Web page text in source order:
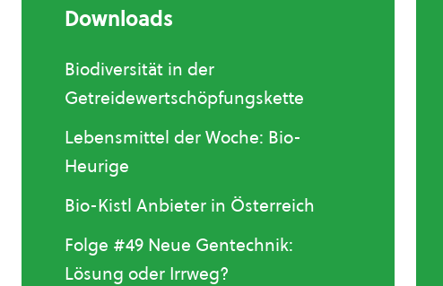
Downloads
Biodiversität in der
Getreidewertschöpfungskette
Lebensmittel der Woche: Bio-
Heurige
Bio-Kistl Anbieter in Österreich
Folge #49 Neue Gentechnik:
Lösung oder Irrweg?